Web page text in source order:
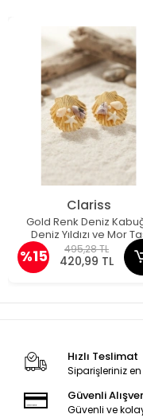
Clariss
Gold Renk Deniz
Deniz Yıldızı ve Mor
Detaylı Küpe
%15 495,28 TL
420,99 TL
Hızlı Teslimat
Siparişleriniz en
Güvenli
Güvenli ve